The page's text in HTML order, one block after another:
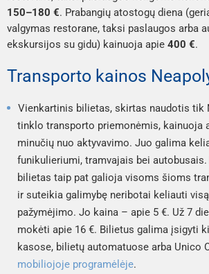
150–180 €. Prabangių atostogų diena
valgymas restorane, taksi paslaugos arba
ekskursijos su gidu) kainuoja apie 400 €.
Transporto kainos
Vienkartinis bilietas, skirtas naudotis tik
tinklo transporto priemonėmis, kainuoja
minučių nuo aktyvavimo. Juo galima
funikulieriumi, tramvajais bei autobusais.
bilietas taip pat galioja visoms šioms
ir suteikia galimybę neribotai keliauti
pažymėjimo. Jo kaina – apie 5 €. Už 7
mokėti apie 16 €. Bilietus galima įsigyti
kasose, bilietų automatuose arba Unico
mobiliojoje programėlėje.